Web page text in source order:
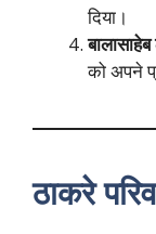
दिया।
को अपने
ठाकरे